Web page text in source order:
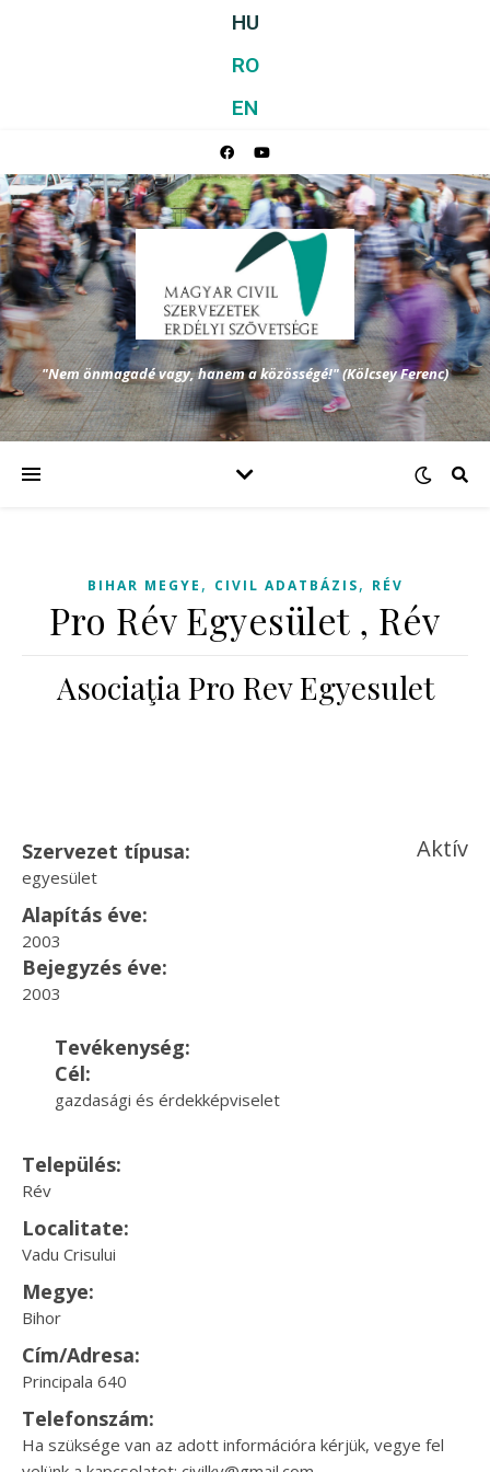
HU
RO
EN
"Nem önmagadé vagy, hanem a közösségé!" (Kölcsey Ferenc)
BIHAR MEGYE , CIVIL ADATBÁZIS, RÉV
Pro Rév Egyesület , Rév
Asociaţia Pro Rev Egyesulet
Szervezet típusa:
egyesület
Aktív
Alapítás éve:
2003
Bejegyzés éve:
2003
Tevékenység:
Cél:
gazdasági és érdekképviselet
Település:
Rév
Localitate:
Vadu Crisului
Megye:
Bihor
Cím/Adresa:
Principala 640
Telefonszám:
Ha szüksége van az adott információra kérjük, vegye fel